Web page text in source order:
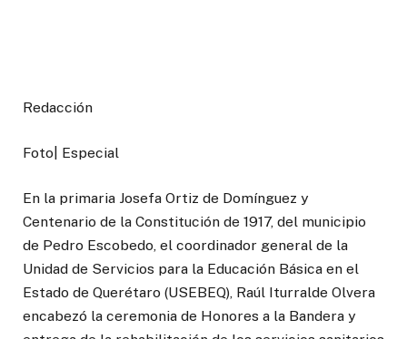
Redacción
Foto| Especial
En la primaria Josefa Ortiz de Domínguez y
Centenario de la Constitución de 1917, del municipio
de Pedro Escobedo, el coordinador general de la
Unidad de Servicios para la Educación Básica en el
Estado de Querétaro (USEBEQ), Raúl Iturralde Olvera
encabezó la ceremonia de Honores a la Bandera y